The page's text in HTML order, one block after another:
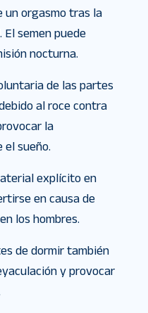
orgasmo tras la
semen puede
nocturna.
de las partes
al roce contra
la
el sueño.
explícito en
en causa de
los hombres.
de dormir también
y provocar